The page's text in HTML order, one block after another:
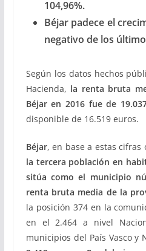
104,96%.
Béjar padece el
negativo de los
Según los datos hechos
Hacienda, la renta bruta
Béjar en 2016 fue de
disponible de 16.519 euros.
Béjar, en base a estas cifras
la tercera población en
sitúa como el municipio
renta bruta media de la
la posición 374 en la
en el 2.464 a nivel
municipios del País Vasco y